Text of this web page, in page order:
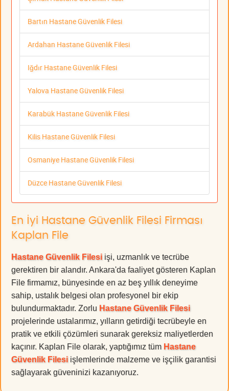
Bartın Hastane Güvenlik Filesi
Ardahan Hastane Güvenlik Filesi
Iğdır Hastane Güvenlik Filesi
Yalova Hastane Güvenlik Filesi
Karabük Hastane Güvenlik Filesi
Kilis Hastane Güvenlik Filesi
Osmaniye Hastane Güvenlik Filesi
Düzce Hastane Güvenlik Filesi
En İyi Hastane Güvenlik Filesi Firması
Kaplan File
Hastane Güvenlik Filesi işi, uzmanlık ve tecrübe
gerektiren bir alandır. Ankara'da faaliyet gösteren Kaplan
File firmamız, bünyesinde en az beş yıllık deneyime
sahip, ustalık belgesi olan profesyonel bir ekip
bulundurmaktadır. Zorlu Hastane Güvenlik Filesi
projelerinde ustalarımız, yılların getirdiği tecrübeyle en
pratik ve etkili çözümleri sunarak gereksiz maliyetlerden
kaçınır. Kaplan File olarak, yaptığımız tüm Hastane
Güvenlik Filesi işlemlerinde malzeme ve işçilik garantisi
sağlayarak güveninizi kazanıyoruz.